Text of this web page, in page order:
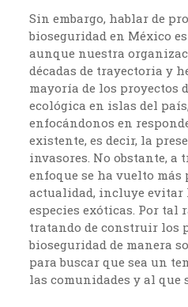
Sin embargo, hablar de
bioseguridad en México
aunque nuestra
décadas de trayectoria y
mayoría de los proyectos
ecológica en islas del
enfocándonos en
existente, es decir, la
invasores. No obstante, a
enfoque se ha vuelto más
actualidad, incluye evitar
especies exóticas. Por tal
tratando de construir los
bioseguridad de manera
para buscar que sea un
las comunidades y al que